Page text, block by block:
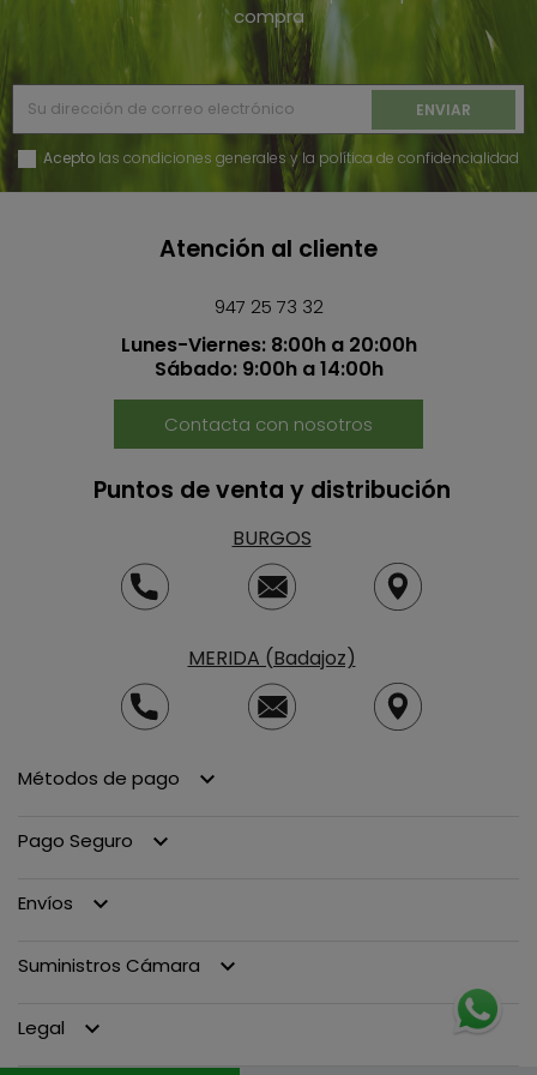
compra
Acepto las condiciones generales y la política de confidencialidad
Atención al cliente
947 25 73 32
Lunes-Viernes: 8:00h a 20:00h
Sábado: 9:00h a 14:00h
Contacta con nosotros
Puntos de venta y distribución
BURGOS
MERIDA (Badajoz)
Métodos de pago keyboard_arrow_down
Pago Seguro keyboard_arrow_down
Envíos keyboard_arrow_down
Suministros Cámara keyboard_arrow_down
Legal keyboard_arrow_down